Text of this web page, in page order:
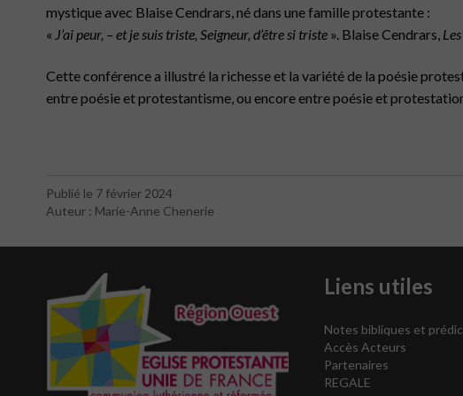
mystique avec Blaise Cendrars, né dans une famille protestante :
« J’ai peur, – et je suis triste, Seigneur, d’être si triste ». Blaise Cendrars,
Cette conférence a illustré la richesse et la variété de la poésie
entre poésie et protestantisme, ou encore entre poésie et
Publié le 7 février 2024
Auteur : Marie-Anne Chenerie
Liens utiles
Notes bibliques et
Accès Acteurs
Partenaires
REGALE